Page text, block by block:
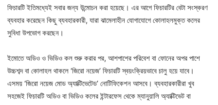
ফিচারটি ইতিমধ্যেই সবার জন্য উন্মোচন করা হয়েছে। এর আগে ফিচারটির বেটা সংস্করণ
ব্যবহার করেছেন কিছু ব্যবহারকারী, যারা ঝামেলাহীন যোগাযোগে কোলাহলমুক্ত কলের
সুবিধা উপভোগ করছেন।
ইমোতে অডিও ও ভিডিও কল শুরু করার পর, আশপাশের পরিবেশ বা ফোনের অপর পাশে
উচ্চশব্দ বা কোলাহল থাকলে ‘জিরো নয়েজ’ ফিচারটি স্বয়ংক্রিয়ভাবে চালু হয়ে যাবে।
এসময় ‘জিরো নয়েজ মোড অ্যাক্টিভেটেড’ নোটিফিকেশন আসবে। ব্যবহারকারীরা খুব
সহজেই ফিচারটি অডিও বা ভিডিও কলের ইন্টারফেস থেকে ম্যানুয়ালি অ্যাক্টিভেট বা